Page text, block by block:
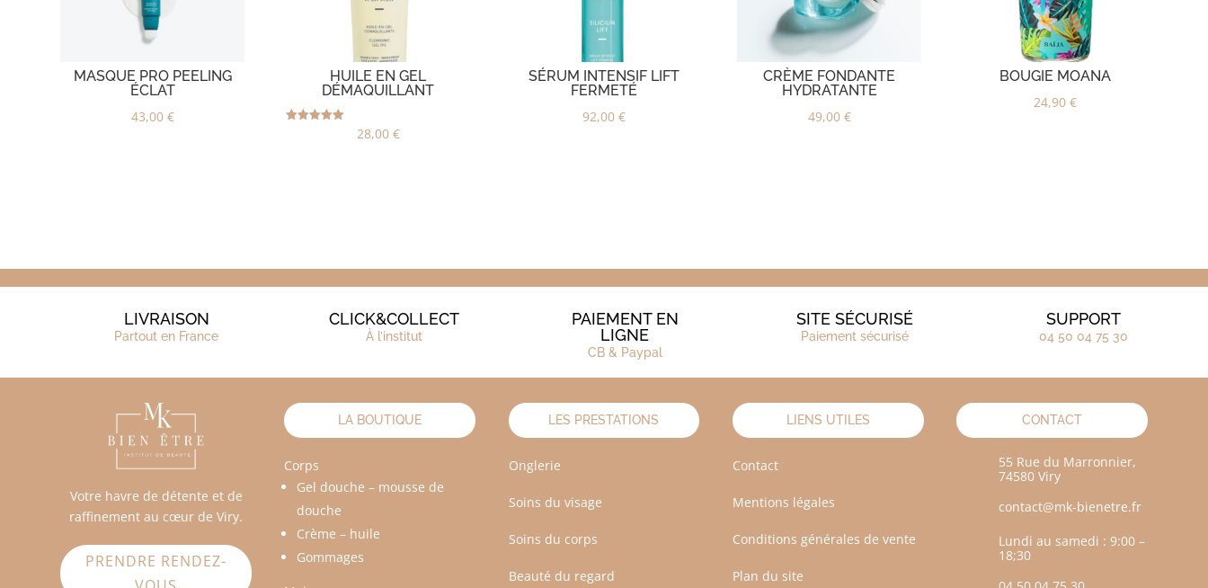
MASQUE PRO PEELING
ÉCLAT
43,00 €
HUILE EN GEL
DÉMAQUILLANT
28,00 €
SÉRUM INTENSIF LIFT
FERMETÉ
92,00 €
CRÈME FONDANTE
HYDRATANTE
49,00 €
BOUGIE MOANA
24,90 €
LIVRAISON
Partout en France
CLICK&COLLECT
À l’institut
PAIEMENT EN
LIGNE
CB & Paypal
SITE SÉCURISÉ
Paiement sécurisé
SUPPORT
04 50 04 75 30
Votre havre de détente et de
raffinement au cœur de Viry.
PRENDRE RENDEZ-
LA BOUTIQUE
Corps
Gel douche – mousse de
douche
Crème – huile
Gommages
LES PRESTATIONS
Onglerie
Soins du visage
Soins du corps
Beauté du regard
LIENS UTILES
Contact
Mentions légales
Conditions générales de vente
Plan du site
CONTACT
55 Rue du Marronnier,
74580 Viry
contact@mk-bienetre.fr
Lundi au samedi : 9:00 –
18;30